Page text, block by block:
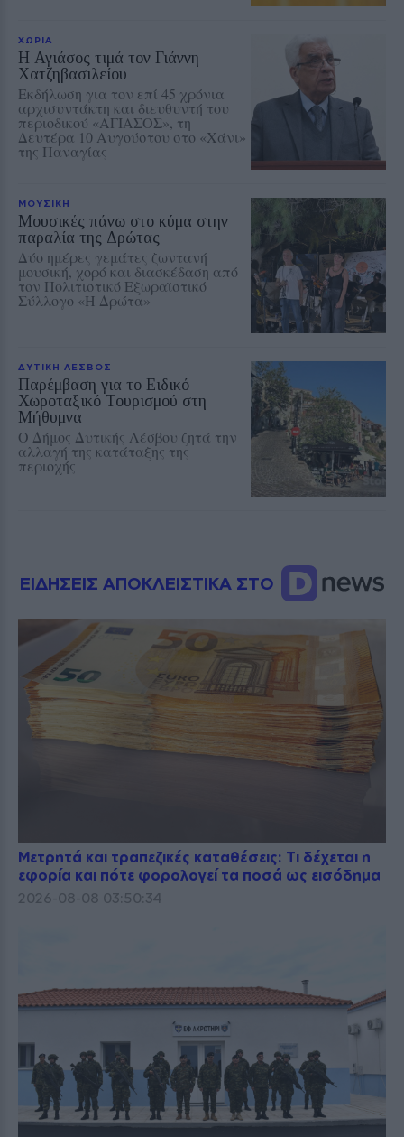
ΧΩΡΙΑ
Η Αγιάσος τιμά τον Γιάννη
Χατζηβασιλείου
Εκδήλωση για τον επί 45 χρόνια
αρχισυντάκτη και διευθυντή του
περιοδικού «ΑΓΙΑΣΟΣ», τη
Δευτέρα 10 Αυγούστου στο «Χάνι»
της Παναγίας
ΜΟΥΣΙΚΗ
Μουσικές πάνω στο κύμα στην
παραλία της Δρώτας
Δύο ημέρες γεμάτες ζωντανή
μουσική, χορό και διασκέδαση από
τον Πολιτιστικό Εξωραϊστικό
Σύλλογο «Η Δρώτα»
ΔΥΤΙΚΗ ΛΕΣΒΟΣ
Παρέμβαση για το Ειδικό
Χωροταξικό Τουρισμού στη
Μήθυμνα
Ο Δήμος Δυτικής Λέσβου ζητά την
αλλαγή της κατάταξης της
περιοχής
ΕΙΔΗΣΕΙΣ ΑΠΟΚΛΕΙΣΤΙΚΑ ΣΤΟ
Μετρητά και τραπεζικές καταθέσεις: Τι δέχεται η
εφορία και πότε φορολογεί τα ποσά ως εισόδημα
2026-08-08 03:50:34